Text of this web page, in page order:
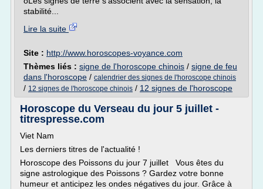
stabilité...
Lire la suite
Site : http://www.horoscopes-voyance.com
Thèmes liés : signe de l'horoscope chinois / signe de feu
dans l'horoscope / calendrier des signes de l'horoscope chinois
/ 12 signes de l'horoscope chinois / 12 signes de l'horoscope
Horoscope du Verseau du jour 5 juillet -
titrespresse.com
Viet Nam
Les derniers titres de l'actualité !
Horoscope des Poissons du jour 7 juillet Vous êtes du
signe astrologique des Poissons ? Gardez votre bonne
humeur et anticipez les ondes négatives du jour. Grâce à